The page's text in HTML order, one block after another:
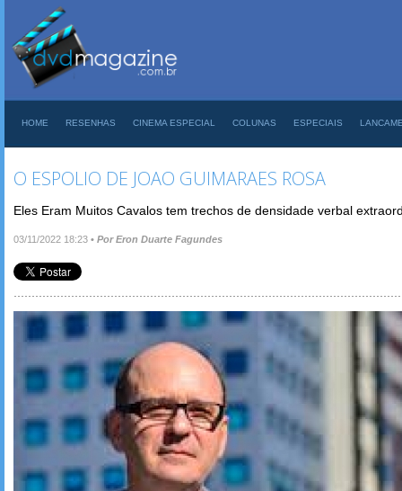
HOME RESENHAS CINEMA ESPECIAL COLUNAS ESPECIAIS
O ESPOLIO DE JOAO GUIMARAES ROSA
Eles Eram Muitos Cavalos tem trechos de densidade verbal
03/11/2022 18:23 • Por Eron Duarte Fagundes